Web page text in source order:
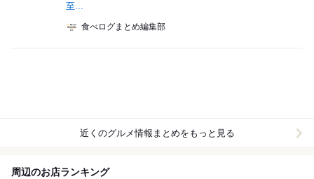
至...
食べログまとめ編集部
近くのグルメ情報まとめをもっと見る
周辺のお店ランキング